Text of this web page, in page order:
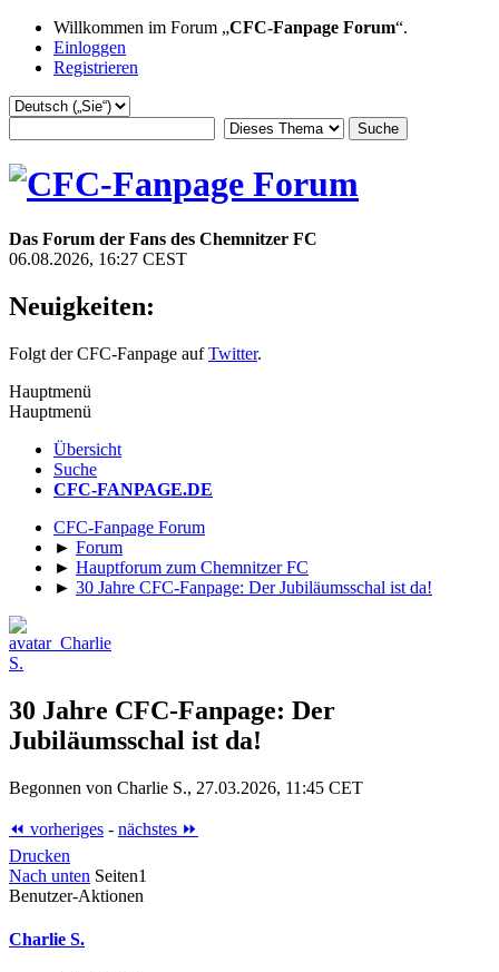
Willkommen im Forum „CFC-Fanpage Forum“.
Einloggen
Registrieren
Das Forum der Fans des Chemnitzer FC
06.08.2026, 16:27 CEST
Neuigkeiten:
Folgt der CFC-Fanpage aufTwitter.
Hauptmenü
Hauptmenü
Übersicht
Suche
CFC-FANPAGE.DE
CFC-Fanpage Forum
► Forum
► Hauptforum zum Chemnitzer FC
► 30 Jahre CFC-Fanpage: Der Jubiläumsschal ist da!
30 Jahre CFC-Fanpage: Der
Jubiläumsschal ist da!
Begonnen von Charlie S., 27.03.2026, 11:45 CET
⏪ vorheriges - nächstes ⏩
Drucken
Nach unten Seiten1
Benutzer-Aktionen
Charlie S.